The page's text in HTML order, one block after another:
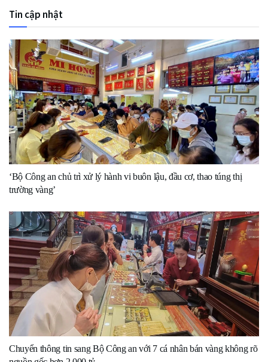
Tin cập nhật
‘Bộ Công an chủ trì xử lý hành vi buôn lậu, đầu cơ, thao túng thị
trường vàng’
Chuyển thông tin sang Bộ Công an với 7 cá nhân bán vàng không rõ